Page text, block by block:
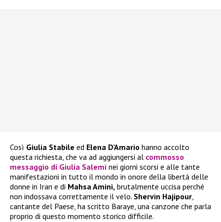
Così Giulia Stabile ed Elena D’Amario hanno accolto
questa richiesta, che va ad aggiungersi al commosso
messaggio di Giulia Salemi nei giorni scorsi e alle tante
manifestazioni in tutto il mondo in onore della libertà delle
donne in Iran e di Mahsa Amini, brutalmente uccisa perché
non indossava correttamente il velo. Shervin Hajipour,
cantante del Paese, ha scritto Baraye, una canzone che parla
proprio di questo momento storico difficile.